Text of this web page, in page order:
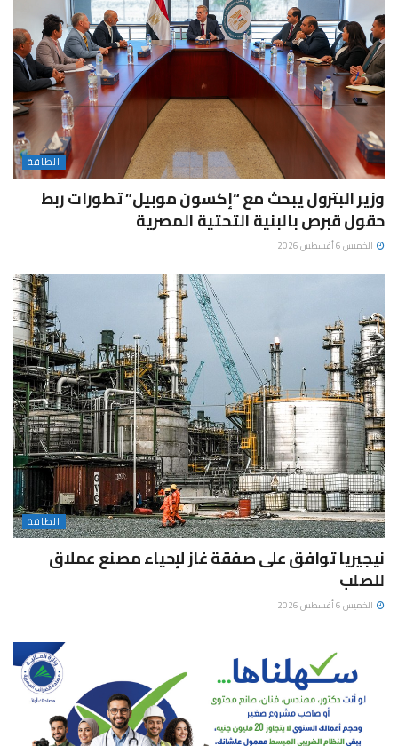
الطاقة
وزير البترول يبحث مع “إكسون موبيل” تطورات ربط
حقول قبرص بالبنية التحتية المصرية
الخميس 6 أغسطس 2026
الطاقة
نيجيريا توافق على صفقة غاز لإحياء مصنع عملاق
للصلب
الخميس 6 أغسطس 2026